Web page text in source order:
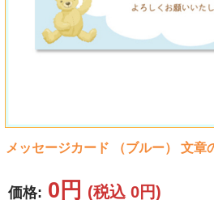
タオル
食品
メッセージカード （ブルー） 文章
価格: 0円 (税込 0円)